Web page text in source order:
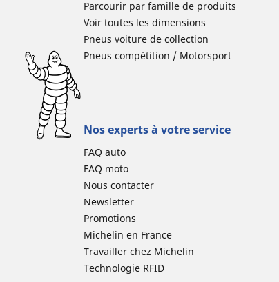
Parcourir par famille de produits
Voir toutes les dimensions
Pneus voiture de collection
Pneus compétition / Motorsport
Nos experts à votre service
FAQ auto
FAQ moto
Nous contacter
Newsletter
Promotions
Michelin en France
Travailler chez Michelin
Technologie RFID